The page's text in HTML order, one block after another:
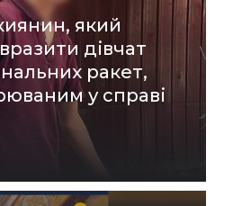
який
дівчат
ракет,
у справі